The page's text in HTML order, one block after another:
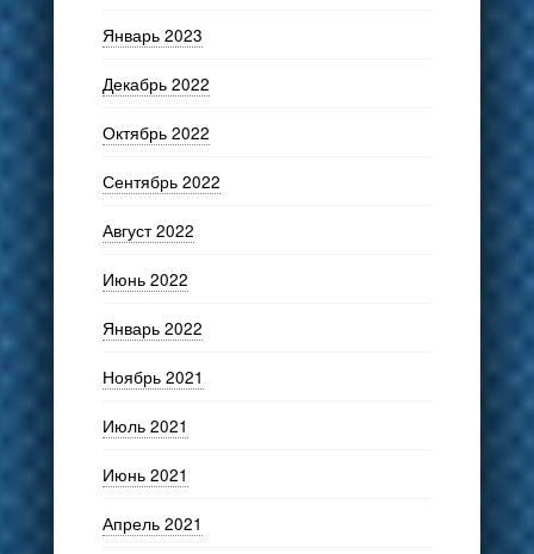
Январь 2023
Декабрь 2022
Октябрь 2022
Сентябрь 2022
Август 2022
Июнь 2022
Январь 2022
Ноябрь 2021
Июль 2021
Июнь 2021
Апрель 2021